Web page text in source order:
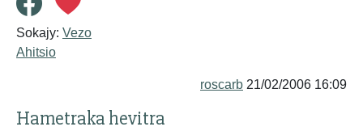
Sokajy: Vezo
Ahitsio
roscarb 21/02/2006 16:09
Hametraka hevitra